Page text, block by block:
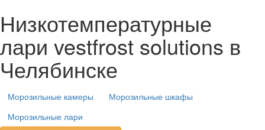
Низкотемпературные
лари vestfrost solutions в
Челябинске
Морозильные камеры
Морозильные шкафы
Морозильные лари